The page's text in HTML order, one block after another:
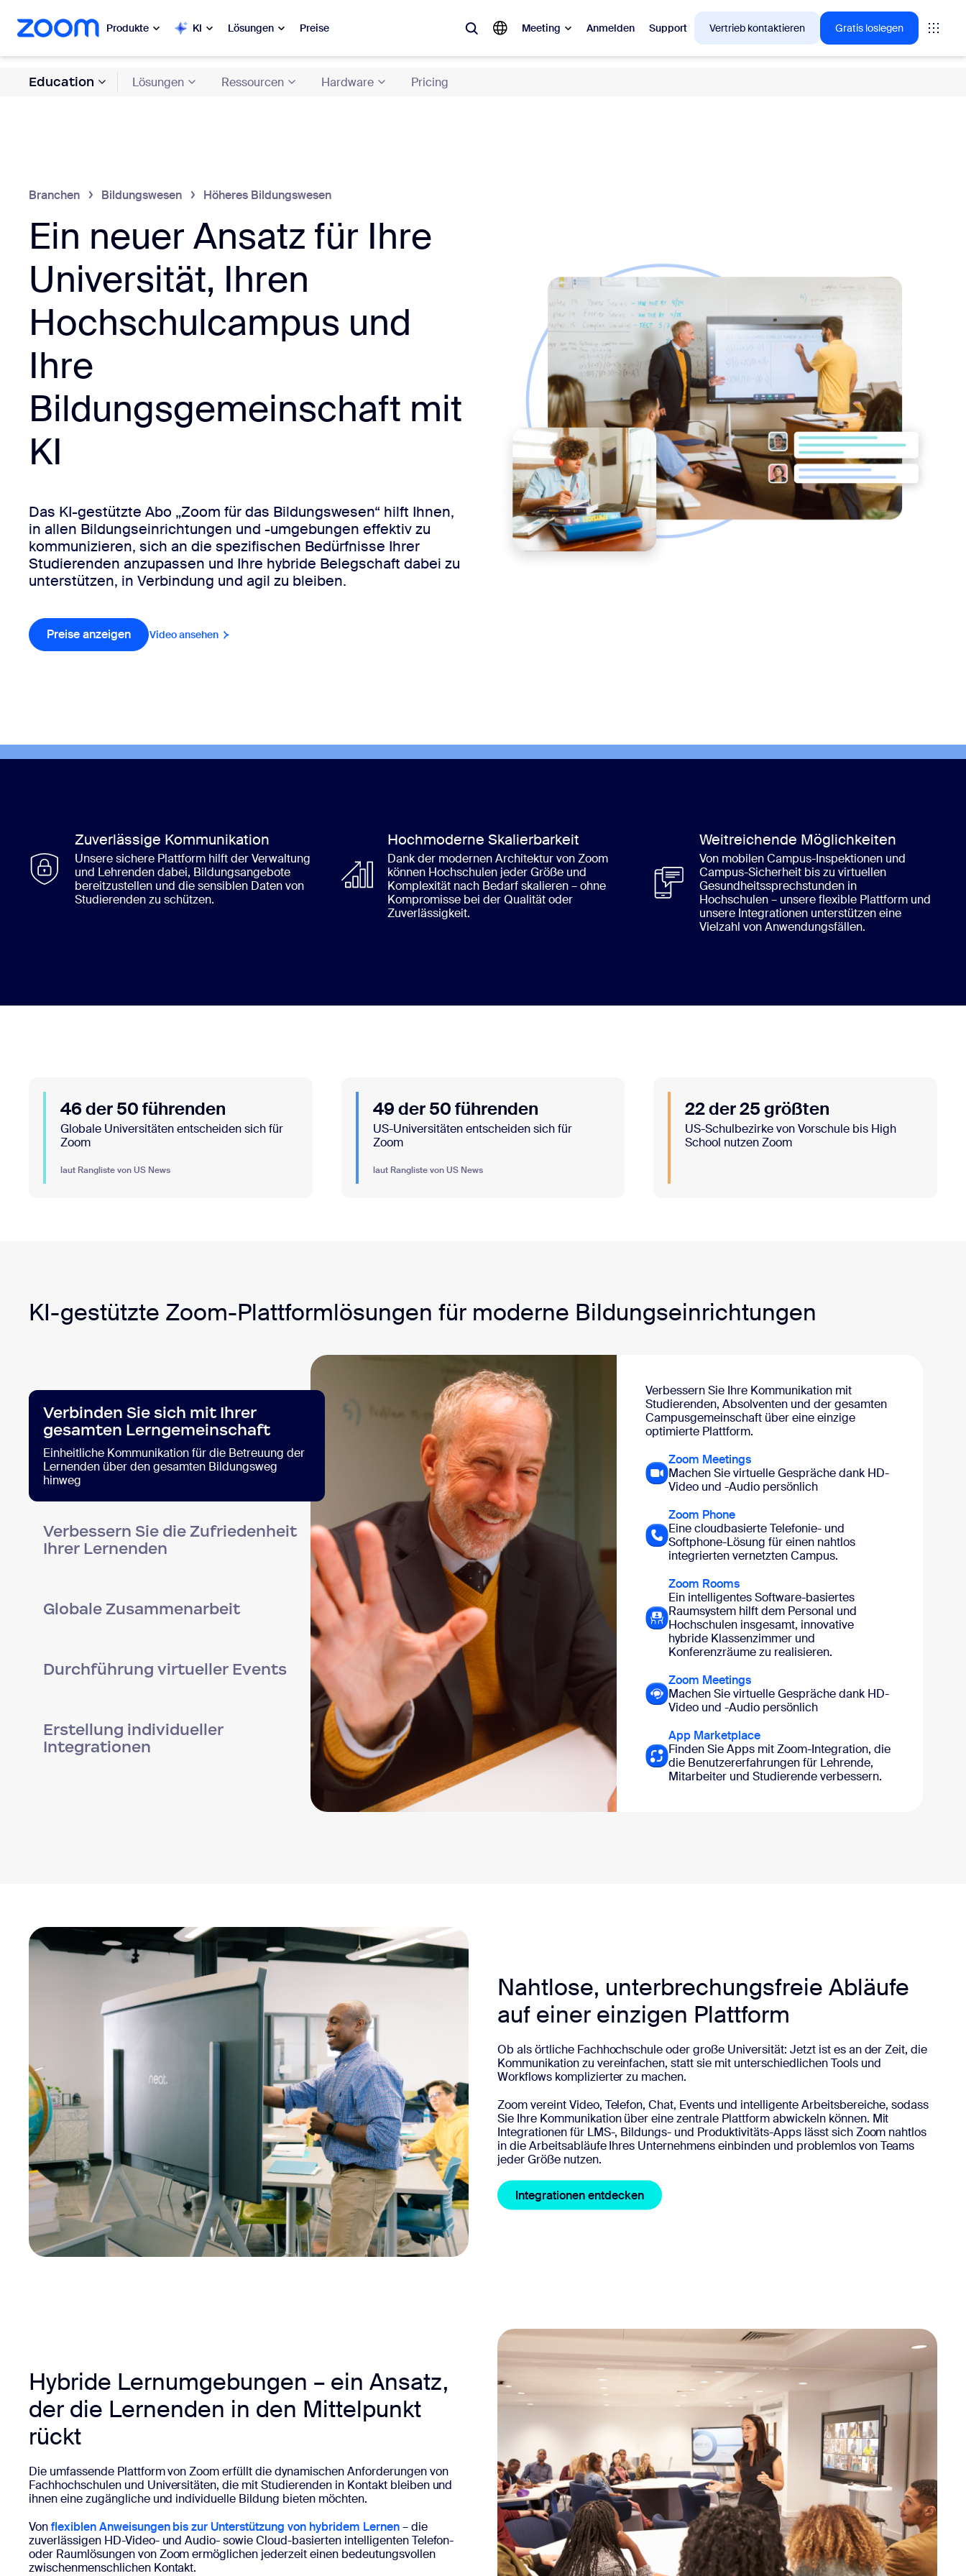
wechseln
Chat wechseln Produkte KI Lösungen Preise Meeting Anmelden Support Vertrieb kontaktieren Gratis loslegen
Beliebt
Zoom CX
Zoom AI
Entwickler
Apps und Integrationen
ZoomMate
Phone
Bonsai
Auf dem Desktop installieren
Education Lösungen Ressourcen Hardware Pricing
Branchen Bildungswesen Höheres Bildungswesen
Ein neuer Ansatz für Ihre
Universität, Ihren
Hochschulcampus und
Ihre
Bildungsgemeinschaft mit
KI
Das KI-gestützte Abo „Zoom für das Bildungswesen“ hilft Ihnen,
in allen Bildungseinrichtungen und -umgebungen effektiv zu
kommunizieren, sich an die spezifischen Bedürfnisse Ihrer
Studierenden anzupassen und Ihre hybride Belegschaft dabei zu
unterstützen, in Verbindung und agil zu bleiben.
Preise anzeigen Video ansehen
Zuverlässige Kommunikation
Unsere sichere Plattform hilft der Verwaltung
und Lehrenden dabei, Bildungsangebote
bereitzustellen und die sensiblen Daten von
Studierenden zu schützen.
Hochmoderne Skalierbarkeit
Dank der modernen Architektur von Zoom
können Hochschulen jeder Größe und
Komplexität nach Bedarf skalieren – ohne
Kompromisse bei der Qualität oder
Zuverlässigkeit.
Weitreichende Möglichkeiten
Von mobilen Campus-Inspektionen und
Campus-Sicherheit bis zu virtuellen
Gesundheitssprechstunden in
Hochschulen – unsere flexible Plattform und
unsere Integrationen unterstützen eine
Vielzahl von Anwendungsfällen.
46 der 50 führenden
Globale Universitäten entscheiden sich für
Zoom
laut Rangliste von US News
49 der 50 führenden
US-Universitäten entscheiden sich für
Zoom
laut Rangliste von US News
22 der 25 größten
US-Schulbezirke von Vorschule bis High
School nutzen Zoom
KI-gestützte Zoom-Plattformlösungen für moderne Bildungseinrichtungen
Verbinden Sie sich mit Ihrer
gesamten Lerngemeinschaft
Einheitliche Kommunikation für die Betreuung der
Lernenden über den gesamten Bildungsweg
hinweg
Verbessern Sie die Zufriedenheit
Ihrer Lernenden
Globale Zusammenarbeit
Durchführung virtueller Events
Erstellung individueller
Integrationen
Verbessern Sie Ihre Kommunikation mit
Studierenden, Absolventen und der gesamten
Campusgemeinschaft über eine einzige
optimierte Plattform.
Zoom Meetings
Machen Sie virtuelle Gespräche dank HD-
Video und -Audio persönlich
Zoom Phone
Eine cloudbasierte Telefonie- und
Softphone-Lösung für einen nahtlos
integrierten vernetzten Campus.
Zoom Rooms
Ein intelligentes Software-basiertes
Raumsystem hilft dem Personal und
Hochschulen insgesamt, innovative
hybride Klassenzimmer und
Konferenzräume zu realisieren.
Zoom Meetings
Machen Sie virtuelle Gespräche dank HD-
Video und -Audio persönlich
App Marketplace
Finden Sie Apps mit Zoom-Integration, die
die Benutzererfahrungen für Lehrende,
Mitarbeiter und Studierende verbessern.
Nahtlose, unterbrechungsfreie Abläufe
auf einer einzigen Plattform
Ob als örtliche Fachhochschule oder große Universität: Jetzt ist es an der Zeit, die
Kommunikation zu vereinfachen, statt sie mit unterschiedlichen Tools und
Workflows komplizierter zu machen.
Zoom vereint Video, Telefon, Chat, Events und intelligente Arbeitsbereiche, sodass
Sie Ihre Kommunikation über eine zentrale Plattform abwickeln können. Mit
Integrationen für LMS-, Bildungs- und Produktivitäts-Apps lässt sich Zoom nahtlos
in die Arbeitsabläufe Ihres Unternehmens einbinden und problemlos von Teams
jeder Größe nutzen.
Integrationen entdecken
Hybride Lernumgebungen – ein Ansatz,
der die Lernenden in den Mittelpunkt
rückt
Die umfassende Plattform von Zoom erfüllt die dynamischen Anforderungen von
Fachhochschulen und Universitäten, die mit Studierenden in Kontakt bleiben und
ihnen eine zugängliche und individuelle Bildung bieten möchten.
Vonflexiblen Anweisungen bis zur Unterstützung von hybridem Lernen– die
zuverlässigen HD-Video- und Audio- sowie Cloud-basierten intelligenten Telefon-
oder Raumlösungen von Zoom ermöglichen jederzeit einen bedeutungsvollen
zwischenmenschlichen Kontakt.